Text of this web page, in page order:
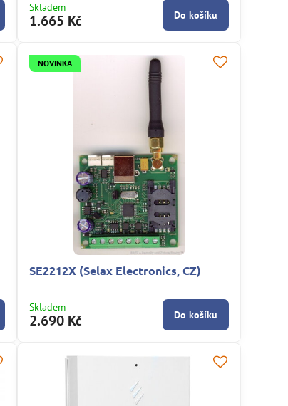
Skladem
1.665 Kč Do košíku
NOVINKA
SE2212X (Selax Electronics, CZ)
Skladem
2.690 Kč Do košíku